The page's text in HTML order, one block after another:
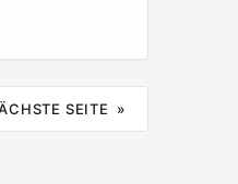
die richtigen
boosten? ...
SEITE »